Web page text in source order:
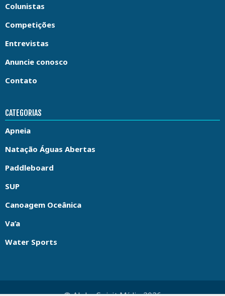
Colunistas
Competições
Entrevistas
Anuncie conosco
Contato
CATEGORIAS
Apneia
Natação Águas Abertas
Paddleboard
SUP
Canoagem Oceânica
Va’a
Water Sports